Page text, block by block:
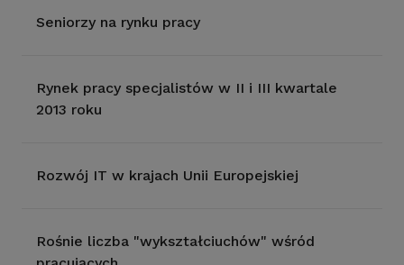
Seniorzy na rynku pracy
Rynek pracy specjalistów w II i III kwartale
2013 roku
Rozwój IT w krajach Unii Europejskiej
Rośnie liczba "wykształciuchów" wśród